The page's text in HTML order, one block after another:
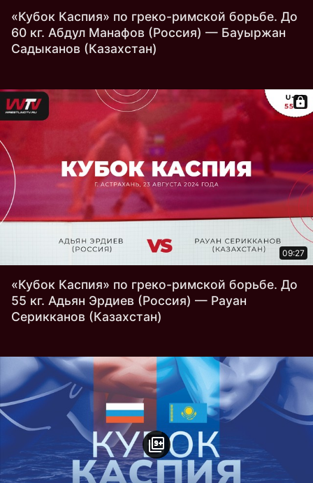
«Кубок Каспия» по греко-римской борьбе. До
60 кг. Абдул Манафов (Россия) — Бауыржан
Садыканов (Казахстан)
09:27
«Кубок Каспия» по греко-римской борьбе. До
55 кг. Адьян Эрдиев (Россия) — Рауан
Серикканов (Казахстан)